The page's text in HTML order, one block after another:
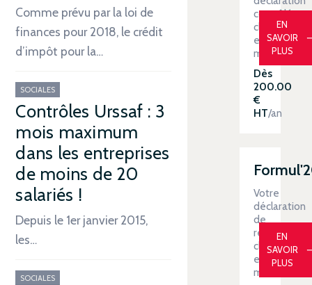
Comme prévu par la loi de
finances pour 2018, le crédit
d’impôt pour la…
SOCIALES
Contrôles Urssaf : 3
mois maximum
dans les entreprises
de moins de 20
salariés !
Depuis le 1er janvier 2015,
les…
SOCIALES
contrôlée
clé
en
main
Dès
200.00
€
HT/an
EN
SAVOIR
PLUS
Votre
déclaration
de
revenus
clé
en
main
EN
SAVOIR
PLUS